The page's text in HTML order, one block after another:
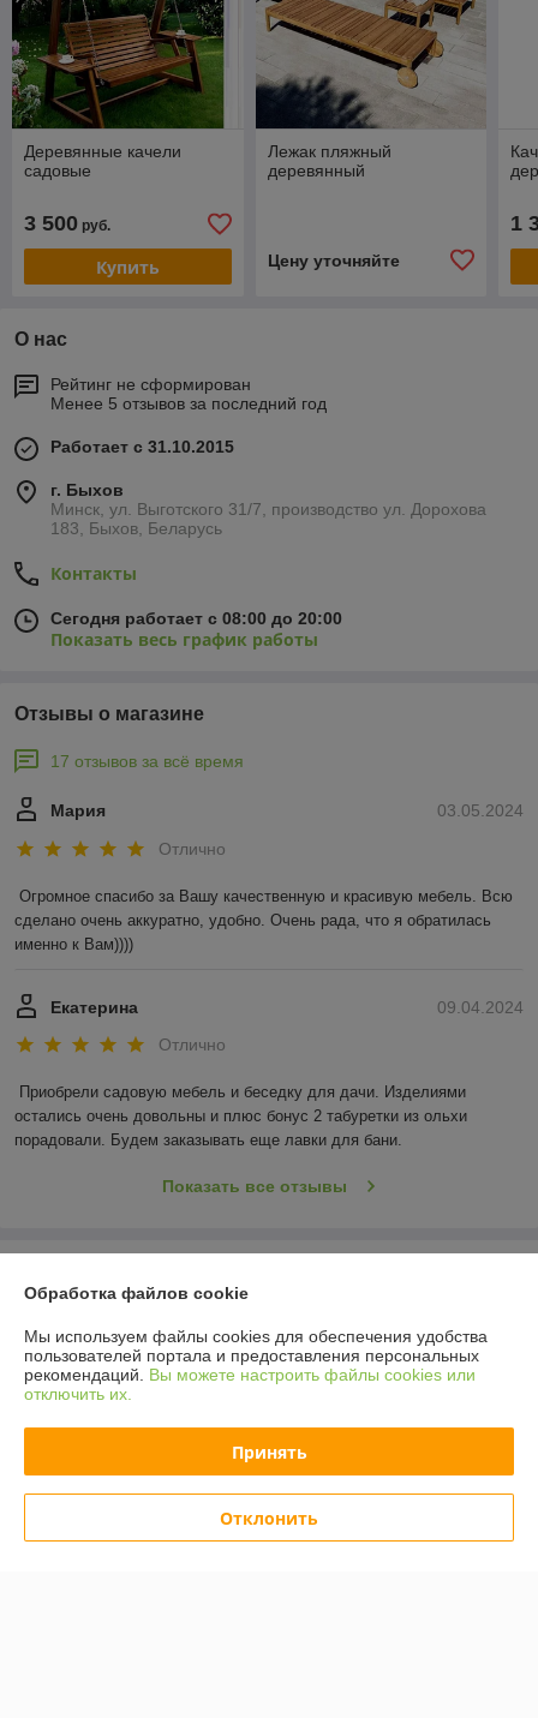
Деревянные качели
садовые
3 500 руб.
Купить
Лежак пляжный
деревянный
Цену уточняйте
1
О нас
Рейтинг не сформирован
Менее 5 отзывов за последний год
Работает с 31.10.2015
г. Быхов
Минск, ул. Выготского 31/7, производство ул. Дорохова
183, Быхов, Беларусь
Контакты
Сегодня работает с 08:00 до 20:00
Показать весь график работы
Отзывы о магазине
17 отзывов за всё время
03.05.2024
Мария
Отлично
Огромное спасибо за Вашу качественную и красивую мебель. Всю
сделано очень аккуратно, удобно. Очень рада, что я обратилась
именно к Вам))))
09.04.2024
Екатерина
Отлично
Приобрели садовую мебель и беседку для дачи. Изделиями
остались очень довольны и плюс бонус 2 табуретки из ольхи
порадовали. Будем заказывать еще лавки для бани.
Показать все отзывы
Доставка и оплата
Полная версия сайта
Обработка файлов cookie
Мы используем файлы cookies для обеспечения удобства
пользователей портала и предоставления персональных
рекомендаций. Вы можете настроить файлы cookies или
отключить их.
Принять
Отклонить